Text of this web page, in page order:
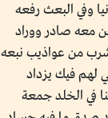
وفي البعث رفعه
معه صادر ووراد
من عواذيب نبعه
لهم فيك يزداد
في الخلد جمعة